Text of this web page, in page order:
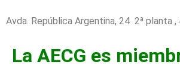
Avda. República Argentina, 24 2ª planta ,
La AECG es